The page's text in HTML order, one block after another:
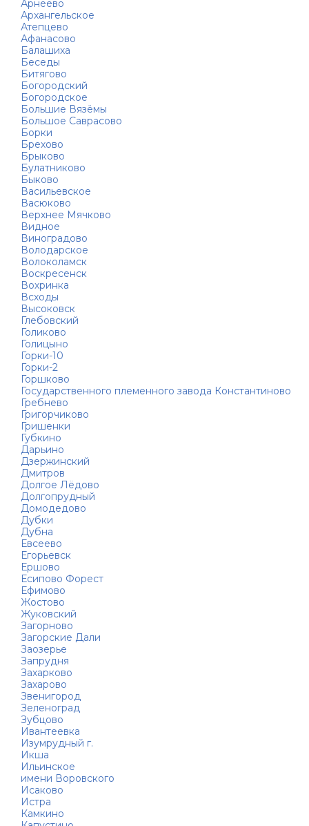
Арнеево
Архангельское
Атепцево
Афанасово
Балашиха
Беседы
Битягово
Богородский
Богородское
Большие Вязёмы
Большое Саврасово
Борки
Брехово
Брыково
Булатниково
Быково
Васильевское
Васюково
Верхнее Мячково
Видное
Виноградово
Володарское
Волоколамск
Воскресенск
Вохринка
Всходы
Высоковск
Глебовский
Голиково
Голицыно
Горки-10
Горки-2
Горшково
Государственного племенного завода Константиново
Гребнево
Григорчиково
Гришенки
Губкино
Дарьино
Дзержинский
Дмитров
Долгое Лёдово
Долгопрудный
Домодедово
Дубки
Дубна
Евсеево
Егорьевск
Ершово
Есипово Форест
Ефимово
Жостово
Жуковский
Загорново
Загорские Дали
Заозерье
Запрудня
Захарково
Захарово
Звенигород
Зеленоград
Зубцово
Ивантеевка
Изумрудный г.
Икша
Ильинское
имени Воровского
Исаково
Истра
Камкино